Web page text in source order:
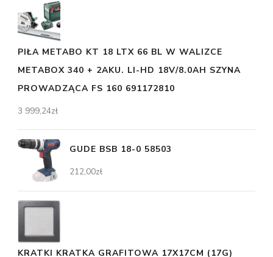
PIŁA METABO KT 18 LTX 66 BL W WALIZCE
METABOX 340 + 2AKU. LI-HD 18V/8.0AH SZYNA
PROWADZĄCA FS 160 691172810
3 999,24zł
GUDE BSB 18-0 58503
212,00zł
KRATKI KRATKA GRAFITOWA 17X17CM (17G)